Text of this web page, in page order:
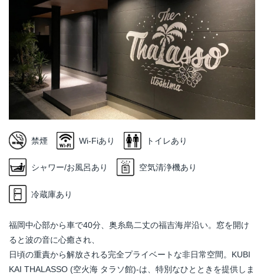
禁煙 Wi-Fiあり トイレあり
シャワー/お風呂あり 空気清浄機あり
冷蔵庫あり
福岡中心部から車で40分、奥糸島二丈の福吉海岸沿い。窓を開け
ると波の音に心癒され、
日頃の重責から解放される完全プライベートな非日常空間。KUBI
KAI THALASSO (空火海 タラソ館)-は、特別なひとときを提供しま